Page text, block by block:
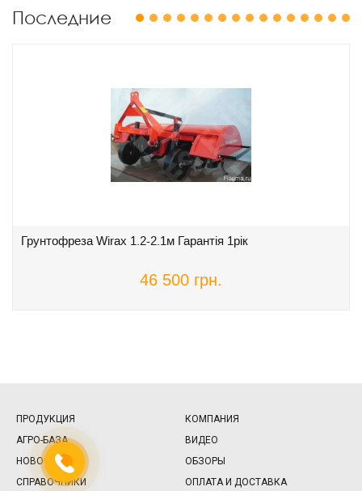
Последние
Грунтофреза Wirax 1.2-2.1м Гарантія 1рік
46 500 грн.
1 2 3 4 5 6 7 8 9 10 11 12 13 14 15 16
ПРОДУКЦИЯ
КОМПАНИЯ
АГРО-БАЗА
ВИДЕО
НОВОСТИ
ОБЗОРЫ
СПРАВОЧНИКИ
ОПЛАТА И ДОСТАВКА